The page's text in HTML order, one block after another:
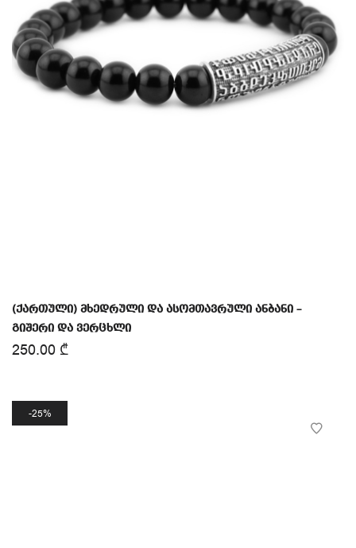
(ქართული) მხედრული და ასომთავრული ანბანი –
გიშერი და ვერცხლი
250.00 ₾
25%